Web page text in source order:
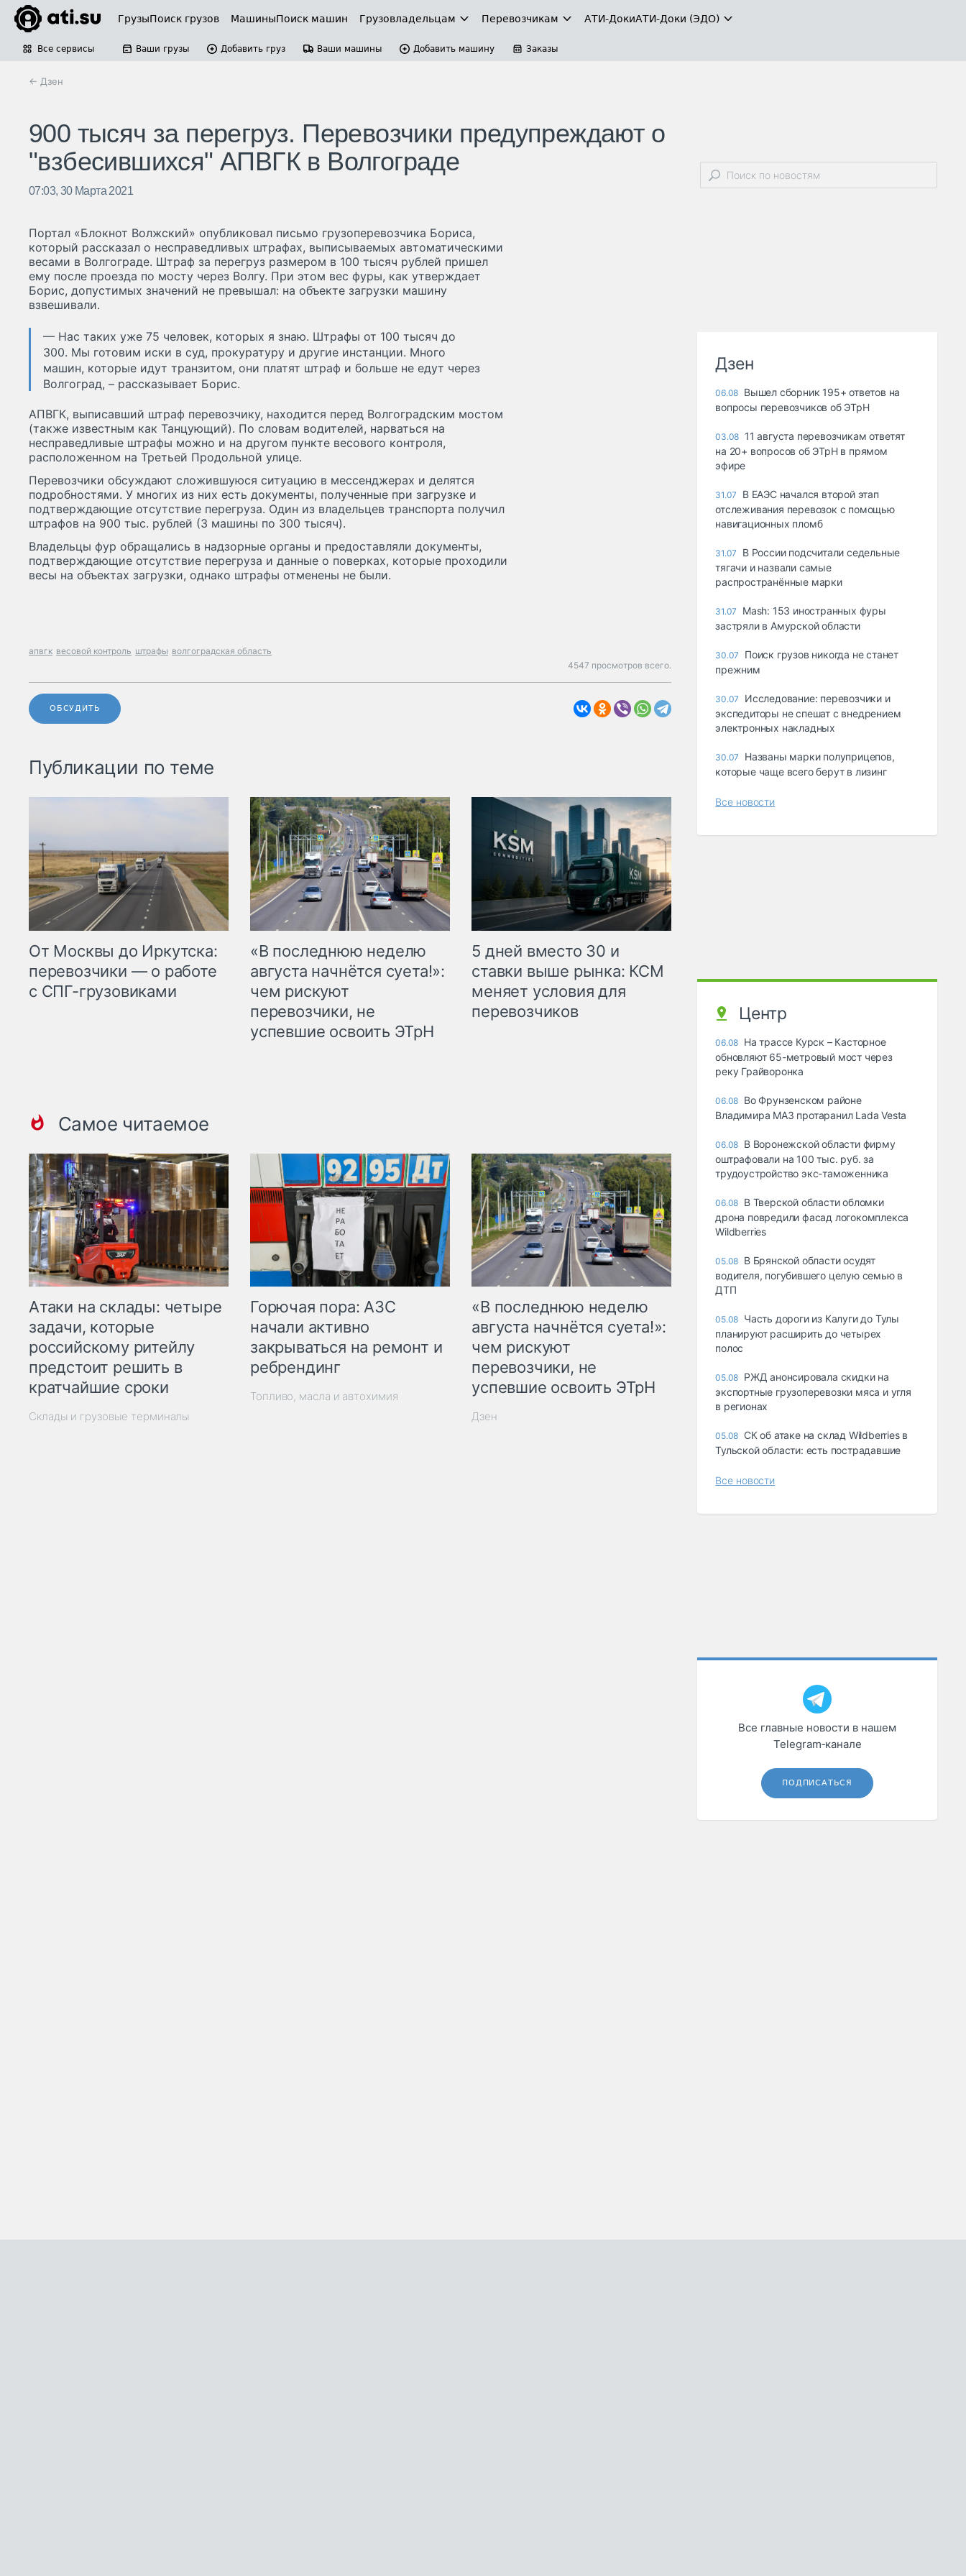
ГрузыПоиск грузов МашиныПоиск машин Грузовладельцам Перевозчикам АТИ-ДокиАТИ-Доки (ЭДО)
Все сервисы Ваши грузы Добавить груз Ваши машины Добавить машину Заказы
← Дзен
900 тысяч за перегруз. Перевозчики предупреждают о
"взбесившихся" АПВГК в Волгограде
07:03, 30 Марта 2021
Портал «Блокнот Волжский» опубликовал письмо грузоперевозчика Бориса,
который рассказал о несправедливых штрафах, выписываемых автоматическими
весами в Волгограде. Штраф за перегруз размером в 100 тысяч рублей пришел
ему после проезда по мосту через Волгу. При этом вес фуры, как утверждает
Борис, допустимых значений не превышал: на объекте загрузки машину
взвешивали.
— Нас таких уже 75 человек, которых я знаю. Штрафы от 100 тысяч до
300. Мы готовим иски в суд, прокуратуру и другие инстанции. Много
машин, которые идут транзитом, они платят штраф и больше не едут через
Волгоград, – рассказывает Борис.
АПВГК, выписавший штраф перевозчику, находится перед Волгоградским мостом
(также известным как Танцующий). По словам водителей, нарваться на
несправедливые штрафы можно и на другом пункте весового контроля,
расположенном на Третьей Продольной улице.
Перевозчики обсуждают сложившуюся ситуацию в мессенджерах и делятся
подробностями. У многих из них есть документы, полученные при загрузке и
подтверждающие отсутствие перегруза. Один из владельцев транспорта получил
штрафов на 900 тыс. рублей (3 машины по 300 тысяч).
Владельцы фур обращались в надзорные органы и предоставляли документы,
подтверждающие отсутствие перегруза и данные о поверках, которые проходили
весы на объектах загрузки, однако штрафы отменены не были.
апвгк весовой контроль штрафы волгоградская область
4547 просмотров всего.
ОБСУДИТЬ
Публикации по теме
От Москвы до Иркутска:
перевозчики — о работе
с СПГ-грузовиками
«В последнюю неделю
августа начнётся суета!»:
чем рискуют
перевозчики, не
успевшие освоить ЭТрН
5 дней вместо 30 и
ставки выше рынка: КСМ
меняет условия для
перевозчиков
Самое читаемое
Атаки на склады: четыре
задачи, которые
российскому ритейлу
предстоит решить в
кратчайшие сроки
Склады и грузовые терминалы
Горючая пора: АЗС
начали активно
закрываться на ремонт и
ребрендинг
Топливо, масла и автохимия
«В последнюю неделю
августа начнётся суета!»:
чем рискуют
перевозчики, не
успевшие освоить ЭТрН
Дзен
Дзен
06.08 Вышел сборник 195+ ответов на
вопросы перевозчиков об ЭТрН
03.08 11 августа перевозчикам ответят
на 20+ вопросов об ЭТрН в прямом
эфире
31.07
В ЕАЭС начался второй этап
отслеживания перевозок с помощью
навигационных пломб
31.07
В России подсчитали седельные
тягачи и назвали самые
распространённые марки
31.07
Mash: 153 иностранных фуры
застряли в Амурской области
30.07
Поиск грузов никогда не станет
прежним
30.07
Исследование: перевозчики и
экспедиторы не спешат с внедрением
электронных накладных
30.07
Названы марки полуприцепов,
которые чаще всего берут в лизинг
Все новости
Центр
06.08 На трассе Курск – Касторное
обновляют 65-метровый мост через
реку Грайворонка
06.08 Во Фрунзенском районе
Владимира МАЗ протаранил Lada Vesta
06.08 В Воронежской области фирму
оштрафовали на 100 тыс. руб. за
трудоустройство экс-таможенника
06.08 В Тверской области обломки
дрона повредили фасад логокомплекса
Wildberries
05.08 В Брянской области осудят
водителя, погубившего целую семью в
ДТП
05.08 Часть дороги из Калуги до Тулы
планируют расширить до четырех
полос
05.08 РЖД анонсировала скидки на
экспортные грузоперевозки мяса и угля
в регионах
05.08 СК об атаке на склад Wildberries в
Тульской области: есть пострадавшие
Все новости
Все главные новости в нашем
Telegram‑канале
ПОДПИСАТЬСЯ